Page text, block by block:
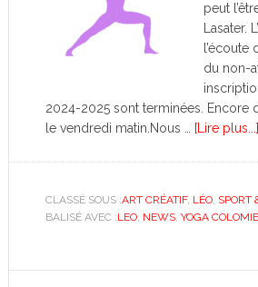
peut
Lasater.
du non-
2024-2025 sont terminées. Encore
le vendredi matin.Nous …
[Lire plus...]
CLASSÉ SOUS :ART CRÉATIF, LÉO, SPORT
BALISÉ AVEC :LEO, NEWS, YOGA